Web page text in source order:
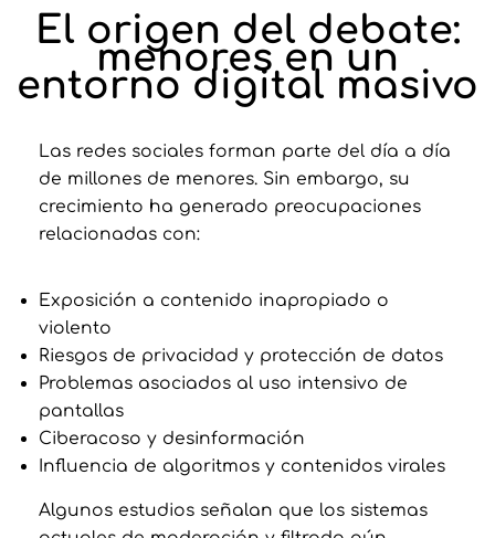
El origen del debate:
menores en un
entorno digital masivo
Las redes sociales forman parte del día a día
de millones de menores. Sin embargo, su
crecimiento ha generado preocupaciones
relacionadas con:
Exposición a contenido inapropiado o
violento
Riesgos de privacidad y protección de datos
Problemas asociados al uso intensivo de
pantallas
Ciberacoso y desinformación
Influencia de algoritmos y contenidos virales
Algunos estudios señalan que los sistemas